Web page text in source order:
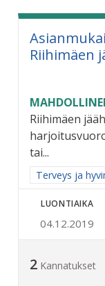
Riihimäen
Riihimäen
tai...
Rajaa tulokset
Terveys ja
LUONTIAIKA
04.12.2019
2 Kannatukset